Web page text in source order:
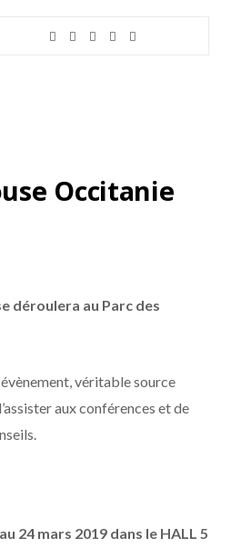
Occitanie
déroulera au Parc des
véritable source
aux conférences et de
24 mars 2019 dans le HALL 5